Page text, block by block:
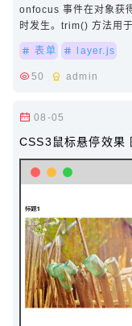
onfocus 事件在对象获
时发生。trim() 方法用
格、制表符 tab、换行
表单 layer.js
50 admin
08-05
CSS3鼠标悬停效果